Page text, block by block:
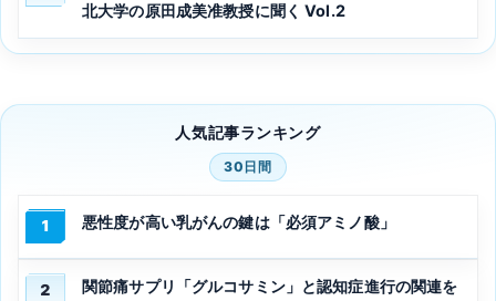
北大学の原田成美准教授に聞く Vol.2
人気記事ランキング
30日間
1 悪性度が高い乳がんの鍵は「必須アミノ酸」
2
関節痛サプリ「グルコサミン」と認知症進行の関連を